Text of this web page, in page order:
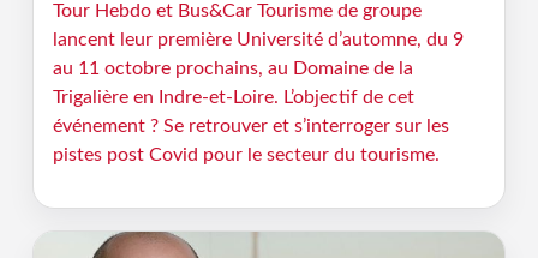
Tour Hebdo et Bus&Car Tourisme de groupe
lancent leur première Université d’automne, du 9
au 11 octobre prochains, au Domaine de la
Trigalière en Indre-et-Loire. L’objectif de cet
événement ? Se retrouver et s’interroger sur les
pistes post Covid pour le secteur du tourisme.